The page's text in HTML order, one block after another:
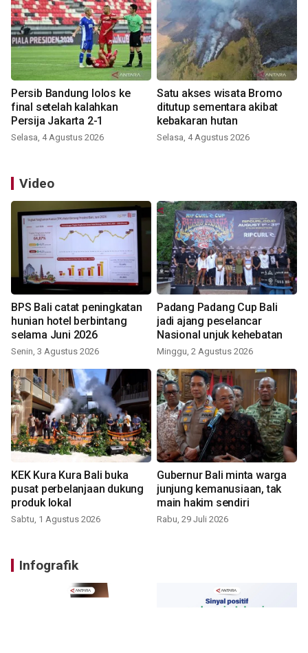
Persib Bandung lolos ke
final setelah kalahkan
Persija Jakarta 2-1
Selasa, 4 Agustus 2026
Satu akses wisata Bromo
ditutup sementara akibat
kebakaran hutan
Selasa, 4 Agustus 2026
Video
BPS Bali catat peningkatan
hunian hotel berbintang
selama Juni 2026
Senin, 3 Agustus 2026
Padang Padang Cup Bali
jadi ajang peselancar
Nasional unjuk kehebatan
Minggu, 2 Agustus 2026
KEK Kura Kura Bali buka
pusat perbelanjaan dukung
produk lokal
Sabtu, 1 Agustus 2026
Gubernur Bali minta warga
junjung kemanusiaan, tak
main hakim sendiri
Rabu, 29 Juli 2026
Infografik